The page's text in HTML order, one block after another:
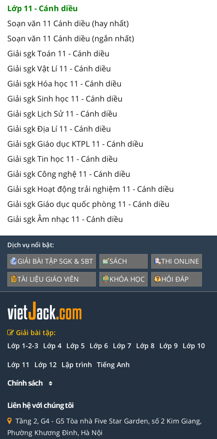
Lớp 11 - Cánh diều
Soạn văn 11 Cánh diều (hay nhất)
Soạn văn 11 Cánh diều (ngắn nhất)
Giải sgk Toán 11 - Cánh diều
Giải sgk Vật Lí 11 - Cánh diều
Giải sgk Hóa học 11 - Cánh diều
Giải sgk Sinh học 11 - Cánh diều
Giải sgk Lịch Sử 11 - Cánh diều
Giải sgk Địa Lí 11 - Cánh diều
Giải sgk Giáo dục KTPL 11 - Cánh diều
Giải sgk Tin học 11 - Cánh diều
Giải sgk Công nghệ 11 - Cánh diều
Giải sgk Hoạt động trải nghiệm 11 - Cánh diều
Giải sgk Giáo dục quốc phòng 11 - Cánh diều
Giải sgk Âm nhạc 11 - Cánh diều
Dịch vụ nổi bật:
GIẢI BÀI TẬP SGK & SBT
TÀI LIỆU GIÁO VIÊN
SÁCH
KHÓA HỌC
THI ONLINE
HỎI ĐÁP
Giải bài tập:
Lớp 1-2-3 Lớp 4 Lớp 5 Lớp 6 Lớp 7 Lớp 8 Lớp 9 Lớp 10
Lớp 11 Lớp 12 Lập trình Tiếng Anh
Chính sách
Liên hệ với chúng tôi
Tầng 2, G4 - G5 Tòa nhà Five Star Garden, số 2 Kim Giang,
Phường Khương Đình, Hà Nội